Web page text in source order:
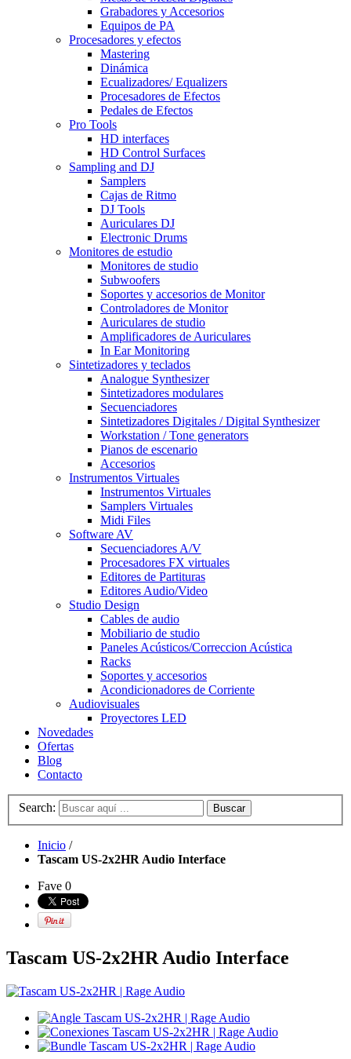
Grabadores y Accesorios
Equipos de PA
Procesadores y efectos
Mastering
Dinámica
Ecualizadores/ Equalizers
Procesadores de Efectos
Pedales de Efectos
Pro Tools
HD interfaces
HD Control Surfaces
Sampling and DJ
Samplers
Cajas de Ritmo
DJ Tools
Auriculares DJ
Electronic Drums
Monitores de estudio
Monitores de studio
Subwoofers
Soportes y accesorios de Monitor
Controladores de Monitor
Auriculares de studio
Amplificadores de Auriculares
In Ear Monitoring
Sintetizadores y teclados
Analogue Synthesizer
Sintetizadores modulares
Secuenciadores
Sintetizadores Digitales / Digital Synthesizer
Workstation / Tone generators
Pianos de escenario
Accesorios
Instrumentos Virtuales
Instrumentos Virtuales
Samplers Virtuales
Midi Files
Software AV
Secuenciadores A/V
Procesadores FX virtuales
Editores de Partituras
Editores Audio/Video
Studio Design
Cables de audio
Mobiliario de studio
Paneles Acústicos/Correccion Acústica
Racks
Soportes y accesorios
Acondicionadores de Corriente
Audiovisuales
Proyectores LED
Novedades
Ofertas
Blog
Contacto
Search: Buscar
Inicio /
Tascam US-2x2HR Audio Interface
Fave 0
Tascam US-2x2HR Audio Interface